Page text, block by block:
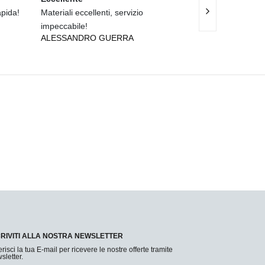
Materiali eccellenti, servizio
impeccabile!
ALESSANDRO GUERRA
Servizio
ALLA NOSTRA NEWSLETTER
la tua E-mail per ricevere le nostre offerte tramite